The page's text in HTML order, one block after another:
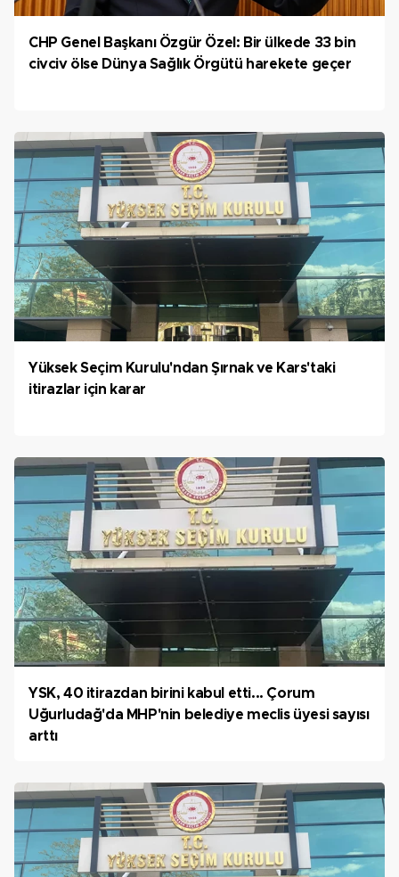
CHP Genel Başkanı Özgür Özel: Bir ülkede 33 bin
civciv ölse Dünya Sağlık Örgütü harekete geçer
Yüksek Seçim Kurulu'ndan Şırnak ve Kars'taki
itirazlar için karar
YSK, 40 itirazdan birini kabul etti... Çorum
Uğurludağ'da MHP'nin belediye meclis üyesi sayısı
arttı